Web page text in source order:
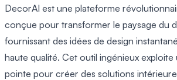
DecorAI est une plateforme
conçue pour transformer le paysage du
fournissant des idées de design
haute qualité. Cet outil ingénieux
pointe pour créer des solutions